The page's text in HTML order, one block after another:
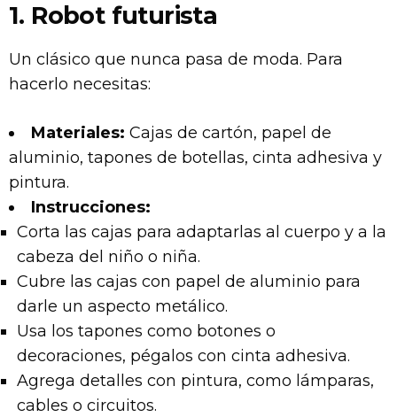
1. Robot futurista
Un clásico que nunca pasa de moda. Para
hacerlo necesitas:
Materiales: Cajas de cartón, papel de
aluminio, tapones de botellas, cinta adhesiva y
pintura.
Instrucciones:
Corta las cajas para adaptarlas al cuerpo y a la
cabeza del niño o niña.
Cubre las cajas con papel de aluminio para
darle un aspecto metálico.
Usa los tapones como botones o
decoraciones, pégalos con cinta adhesiva.
Agrega detalles con pintura, como lámparas,
cables o circuitos.